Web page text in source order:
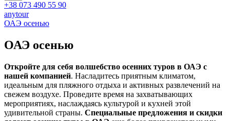
+38 073 490 55 90
anytour
ОАЭ осенью
ОАЭ осенью
Откройте для себя волшебство осенних туров в ОАЭ с
нашей компанией. Насладитесь приятным климатом,
идеальным для пляжного отдыха и активных развлечений на
свежем воздухе. Проведите время на захватывающих
мероприятиях, наслаждаясь культурой и кухней этой
удивительной страны. Специальные предложения и скидки